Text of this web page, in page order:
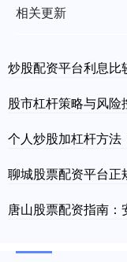
相关更新
炒股配资平台利息比
股市杠杆策略与风险
个人炒股加杠杆方
聊城股票配资平台正
唐山股票配资指南